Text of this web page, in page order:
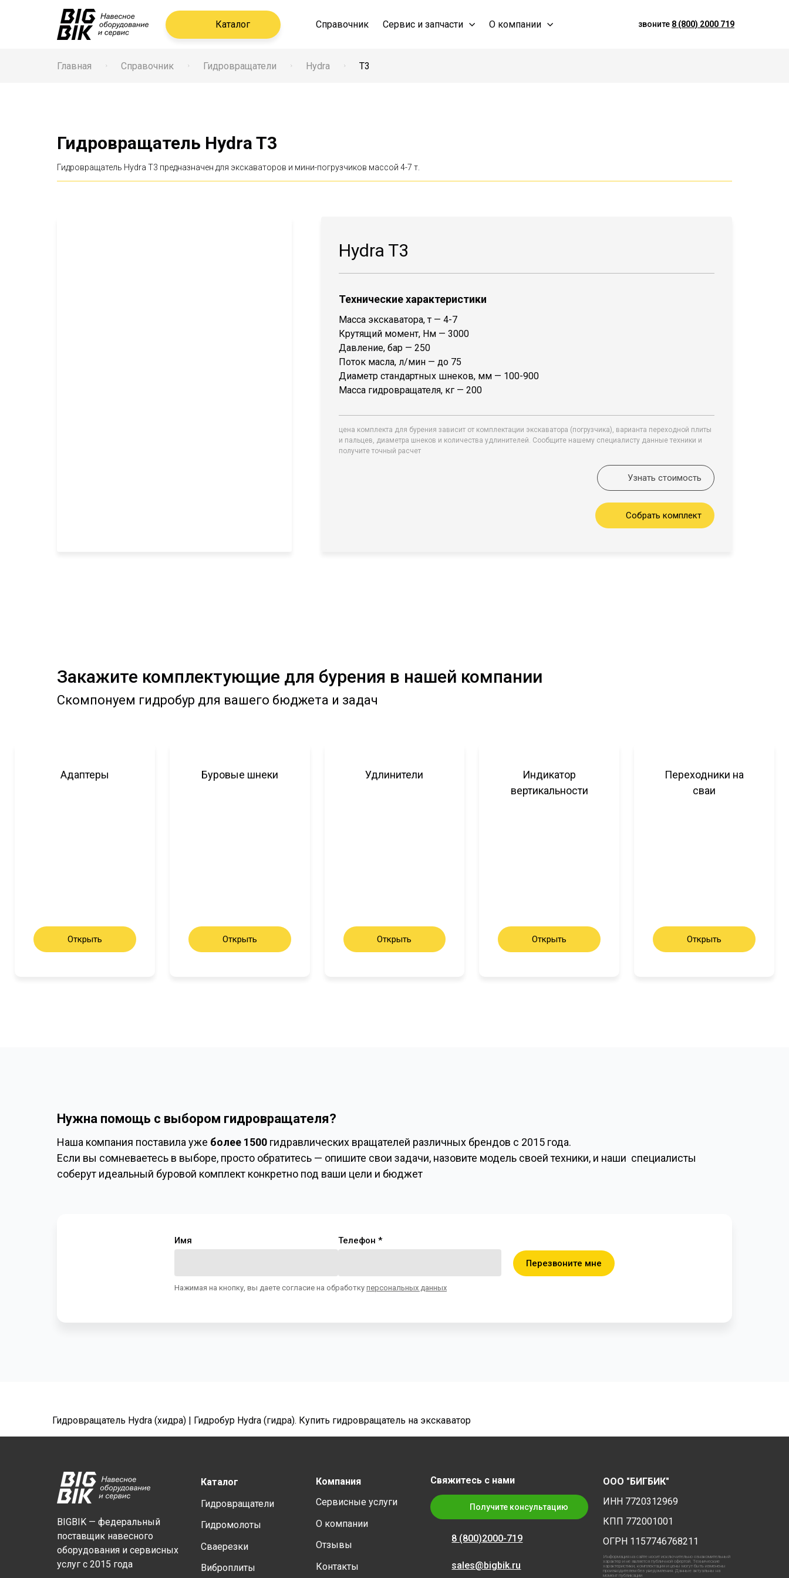
Каталог Справочник Сервис и запчасти О компании звоните 8 (800) 2000 719
Главная Справочник Гидровращатели Hydra T3
Гидровращатель Hydra T3
Гидровращатель Hydra T3 предназначен для экскаваторов и мини-погрузчиков массой 4-7 т.
Hydra T3
Технические характеристики
Масса экскаватора, т — 4-7
Крутящий момент, Нм — 3000
Давление, бар — 250
Поток масла, л/мин — до 75
Диаметр стандартных шнеков, мм — 100-900
Масса гидровращателя, кг — 200
цена комплекта для бурения зависит от комплектации экскаватора (погрузчика), варианта переходной плиты
и пальцев, диаметра шнеков и количества удлинителей. Сообщите нашему специалисту данные техники и
получите точный расчет
Узнать стоимость
Собрать комплект
Закажите комплектующие для бурения в нашей компании
Скомпонуем гидробур для вашего бюджета и задач
Адаптеры
Открыть
Буровые шнеки
Открыть
Удлинители
Открыть
Индикатор
вертикальности
Открыть
Переходники на
сваи
Открыть
Нужна помощь с выбором гидровращателя?
Наша компания поставила уже более 1500 гидравлических вращателей различных брендов с 2015 года.
Если вы сомневаетесь в выборе, просто обратитесь — опишите свои задачи, назовите модель своей техники, и наши специалисты
соберут идеальный буровой комплект конкретно под ваши цели и бюджет
Имя Телефон *
Перезвоните мне
Нажимая на кнопку, вы даете согласие на обработку персональных данных
Гидровращатель Hydra (хидра) | Гидробур Hydra (гидра). Купить гидровращатель на экскаватор
BIGBIK — федеральный
поставщик навесного
оборудования и сервисных
услуг с 2015 года
Каталог
Гидровращатели
Гидромолоты
Сваерезки
Виброплиты
Компания
Сервисные услуги
О компании
Отзывы
Контакты
Свяжитесь с нами
Получите консультацию
8 (800)2000-719
sales@bigbik.ru
ООО "БИГБИК"
ИНН 7720312969
КПП 772001001
ОГРН 1157746768211
Информация на сайте носит исключительно ознакомительный
характер и не является публичной офертой. Технические
характеристики, комплектация и цены могут быть изменены
производителем без уведомления. Данные актуальны на
момент публикации